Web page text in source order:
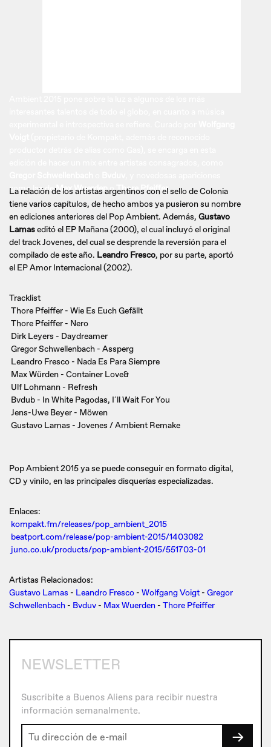
como las deMax WuerdenoThore Pfeiffer
La relación de los artistas argentinos con el sello de Colonia
tiene varios capítulos, de hecho ambos ya pusieron su nombre
en ediciones anteriores del Pop Ambient. Además, Gustavo
Lamaseditó el EP Mañana (2000), el cual incluyó el original
del track Jovenes, del cual se desprende la reversión para el
compilado de este año. Leandro Fresco, por su parte, aportó
el EP Amor Internacional (2002).
Tracklist
Thore Pfeiffer - Wie Es Euch Gefällt
Thore Pfeiffer - Nero
Dirk Leyers - Daydreamer
Gregor Schwellenbach - Assperg
Leandro Fresco - Nada Es Para Siempre
Max Würden - Container Love&
Ulf Lohmann - Refresh
Bvdub - In White Pagodas, I´ll Wait For You
Jens-Uwe Beyer - Möwen
Gustavo Lamas - Jovenes / Ambient Remake
Pop Ambient 2015 ya se puede conseguir en formato digital,
CD y vinilo, en las principales disquerías especializadas.
Enlaces:
kompakt.fm/releases/pop_ambient_2015
beatport.com/release/pop-ambient-2015/1403082
juno.co.uk/products/pop-ambient-2015/551703-01
Artistas Relacionados:
Gustavo Lamas - Leandro Fresco - Wolfgang Voigt - Gregor
Schwellenbach - Bvduv - Max Wuerden - Thore Pfeiffer
NEWSLETTER
Suscribite a Buenos Aliens para recibir nuestra
información semanalmente.
→